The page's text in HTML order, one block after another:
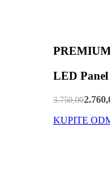
LED
3.750,00
KUPITE